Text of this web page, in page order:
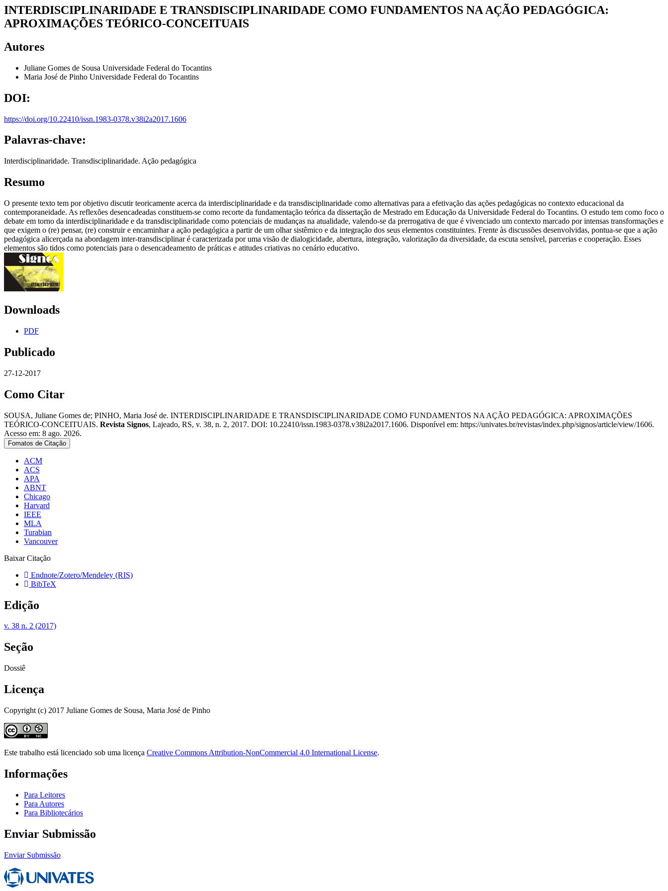
INTERDISCIPLINARIDADE E TRANSDISCIPLINARIDADE COMO FUNDAMENTOS NA AÇÃO PEDAGÓGICA:
APROXIMAÇÕES TEÓRICO-CONCEITUAIS
Autores
Juliane Gomes de Sousa Universidade Federal do Tocantins
Maria José de Pinho Universidade Federal do Tocantins
DOI:
https://doi.org/10.22410/issn.1983-0378.v38i2a2017.1606
Palavras-chave:
Interdisciplinaridade. Transdisciplinaridade. Ação pedagógica
Resumo
O presente texto tem por objetivo discutir teoricamente acerca da interdisciplinaridade e da transdisciplinaridade como alternativas para a efetivação das ações pedagógicas no contexto educacional da
contemporaneidade. As reflexões desencadeadas constituem-se como recorte da fundamentação teórica da dissertação de Mestrado em Educação da Universidade Federal do Tocantins. O estudo tem como foco o
debate em torno da interdisciplinaridade e da transdisciplinaridade como potenciais de mudanças na atualidade, valendo-se da prerrogativa de que é vivenciado um contexto marcado por intensas transformações e
que exigem o (re) pensar, (re) construir e encaminhar a ação pedagógica a partir de um olhar sistêmico e da integração dos seus elementos constituintes. Frente às discussões desenvolvidas, pontua-se que a ação
pedagógica alicerçada na abordagem inter-transdisciplinar é caracterizada por uma visão de dialogicidade, abertura, integração, valorização da diversidade, da escuta sensível, parcerias e cooperação. Esses
elementos são tidos como potenciais para o desencadeamento de práticas e atitudes criativas no cenário educativo.
Downloads
PDF
Publicado
27-12-2017
Como Citar
SOUSA, Juliane Gomes de; PINHO, Maria José de. INTERDISCIPLINARIDADE E TRANSDISCIPLINARIDADE COMO FUNDAMENTOS NA AÇÃO PEDAGÓGICA: APROXIMAÇÕES
TEÓRICO-CONCEITUAIS. Revista Signos, Lajeado, RS, v. 38, n. 2, 2017. DOI: 10.22410/issn.1983-0378.v38i2a2017.1606. Disponível em: https://univates.br/revistas/index.php/signos/article/view/1606.
Acesso em: 8 ago. 2026.
Fomatos de Citação
ACM
ACS
APA
ABNT
Chicago
Harvard
IEEE
MLA
Turabian
Vancouver
Baixar Citação
Endnote/Zotero/Mendeley (RIS)
BibTeX
Edição
v. 38 n. 2 (2017)
Seção
Dossiê
Licença
Copyright (c) 2017 Juliane Gomes de Sousa, Maria José de Pinho
Este trabalho está licenciado sob uma licença Creative Commons Attribution-NonCommercial 4.0 International License.
Informações
Para Leitores
Para Autores
Para Bibliotecários
Enviar Submissão
Enviar Submissão